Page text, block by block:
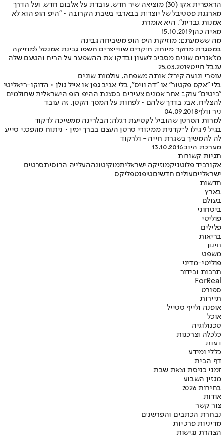
הראפרית אקו (30) מוציאה שיר חדש, עובדת על אלבום חדש, ועל הדרך
מארגנת פסטיבל של יוצרות בבארבי בשבת הקרובה • "היפ הופ הוא לא
אמנות גברית", היא אומרת
מאיה כהן15.10.2019
מה ששמעתם: מוזיקת היפ הופ משביחה גבינה
במסגרת מחקר מיוחד, חוקרים שווייצרים חשפו גבינת אמנטל למוזיקה
מז'אנרים שונים מסביב לשעון ובדקו את ההשפעה על הריח והטעם שלה
ענבל חייט25.03.2019
עופרי ונועה קירל: אותה משפחה, עולמות שונים
בלי "אקס פקטור" או "דה וויס", בלי אביב גפן או אייל גולן • הדוקו-ריאליטי
"ביטים" עוקב אחר אמנים צעירים בסצנת ההיפ הופ הישראלית שחולמים
להצליח, אבל בדרך שלהם • לפחות על המסך הקטן, זה עובד
ניר וולף04.09.2018
למרות הסרטן שהוביל לקטיעת רגלה: הבלרינה ממשיכה לרקוד
בגיל 9 גילו לרקדנית ממיזורי סרטן העצם בברך ימין • ניתוח מהפכני סייע
לה להמשיך בשגרת חייה - ולרקוד
מערכת היום13.10.2016
תגיות קשורות
אקורביד פלוטניקמוזיקה ישראליתמוקיטונההעלייה הרוסיתסרטים
ישראלייםעולים חדשיםטיפנטפליקס
חדשות
בארץ
בעולם
ביטחוני
פוליטי
פלילים
בריאות
חינוך
משפט
פוליטי-מדיני
תרבות ובידור
ForReal
ספורט
תיירות
אופנה ולייף סטייל
אוכל
טכנולוגיה
כלכלה וצרכנות
דעות
כללי ומידע
דף הבית
זמני כניסת וצאת שבת
מגזין השבוע
בחירות 2026
אודות
צור קשר
נבחרת הכתבים והפרשנים
מדיניות פרטיות
הצהרת נגישות